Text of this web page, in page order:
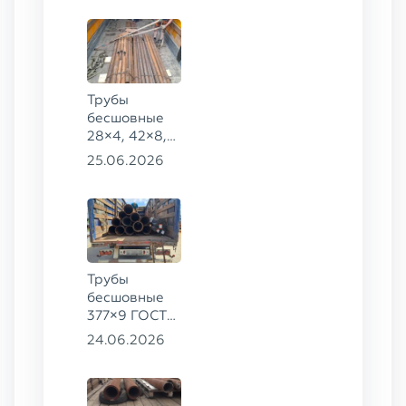
09Г2С
Трубы
бесшовные
28×4, 42×8,
73×14,
20
25.06.2026
Трубы
бесшовные
377×9 ГОСТ
8732-78, ст.
24.06.2026